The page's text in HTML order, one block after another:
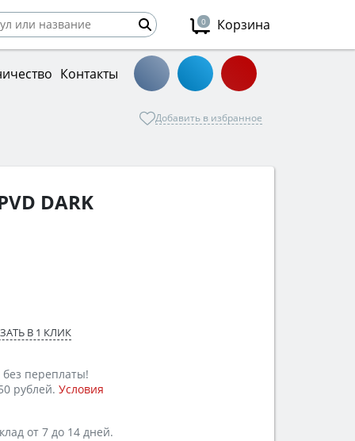
0 Корзина
Контакты
Добавить в избранное
DARK
В 1 КЛИК
переплаты!
рублей. Условия
от 7 до 14 дней.